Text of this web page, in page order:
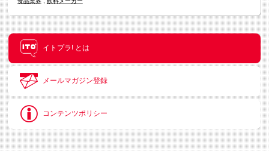
イトプラ! とは
メールマガジン登録
コンテンツポリシー